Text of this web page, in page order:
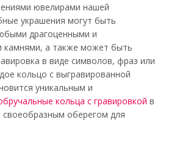
ювелирами нашей
украшения могут быть
драгоценными и
камнями, а также может быть
в виде символов, фраз или
кольцо с выгравированной
уникальным и
кольца с гравировкой в
своеобразным оберегом для